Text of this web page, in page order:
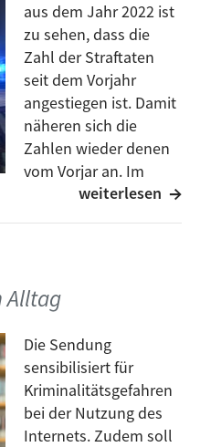
aus dem Jahr 2022 ist
zu sehen, dass die
Zahl der Straftaten
seit dem Vorjahr
angestiegen ist. Damit
näheren sich die
Zahlen wieder denen
vom Vorjar an. Im
Vergleich mit anderen
sich das auch im
wieder? Wir haben
wie sicher sich die
weiterlesen
Alltag
Die Sendung
sensibilisiert für
Kriminalitätsgefahren
bei der Nutzung des
Internets. Zudem soll